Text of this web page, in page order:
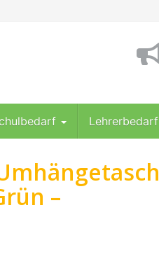
Lehrerbedarf
–